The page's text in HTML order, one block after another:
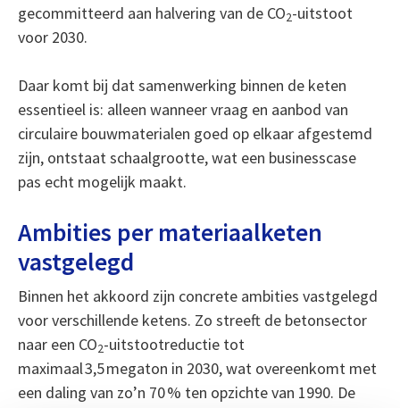
gecommitteerd aan halvering van de CO2-uitstoot
voor 2030.
Daar komt bij dat samenwerking binnen de keten
essentieel is: alleen wanneer vraag en aanbod van
circulaire bouwmaterialen goed op elkaar afgestemd
zijn, ontstaat schaalgrootte, wat een businesscase
pas echt mogelijk maakt.
Ambities per materiaalketen
vastgelegd
Binnen het akkoord zijn concrete ambities vastgelegd
voor verschillende ketens. Zo streeft de betonsector
naar een CO2-uitstootreductie tot
maximaal 3,5 megaton in 2030, wat overeenkomt met
een daling van zo’n 70 % ten opzichte van 1990. De